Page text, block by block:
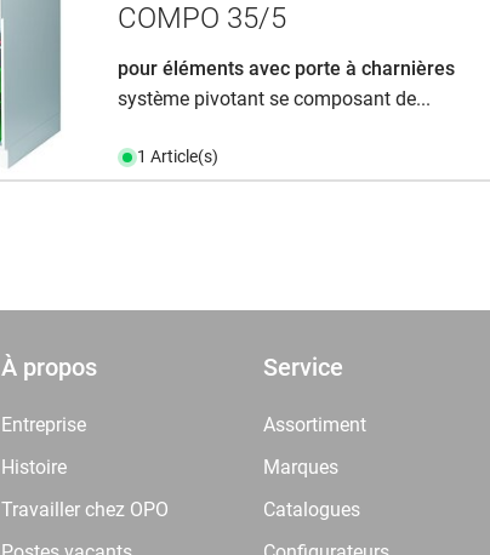
COMPO 35/5
pour éléments avec porte à charnières
système pivotant se composant de...
1 Article(s)
À propos
Entreprise
Histoire
Travailler chez OPO
Service
Assortiment
Marques
Catalogues